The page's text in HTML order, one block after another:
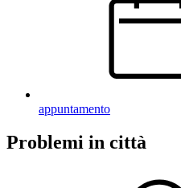
appuntamento
Problemi in città